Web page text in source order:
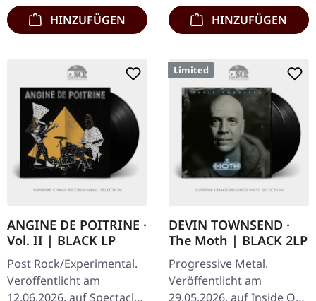
HINZUFÜGEN HINZUFÜGEN
ANGINE DE POITRINE ·
Vol. II | BLACK LP
Post Rock/Experimental.
Veröffentlicht am
12.06.2026, auf Spectacle
Limited
DEVIN TOWNSEND ·
The Moth | BLACK 2LP
Progressive Metal.
Veröffentlicht am
29.05.2026, auf Inside Out